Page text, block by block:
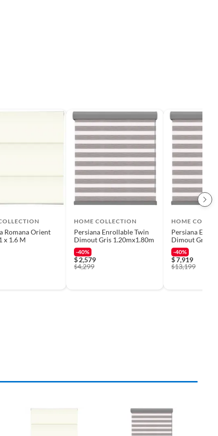
Romana Orient
x 1.6 M
HOME COLLECTION
Persiana Enrollable Twin
Dimout Gris 1.20mx1.80m
-40%
$2,579
$4,299
HOME
Persiana
Dimout Gris
-40%
$7,919
$13,199